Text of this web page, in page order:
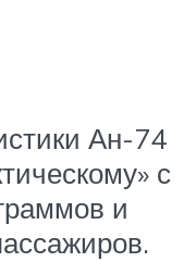
Ан-74
с
и